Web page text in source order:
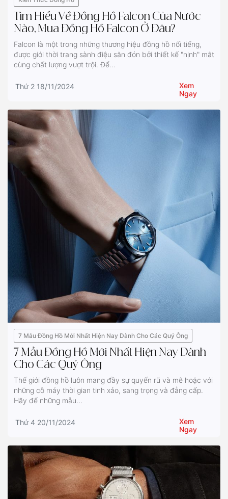
Tìm Hiểu Về Đồng Hồ Falcon Của Nước
Nào, Mua Đồng Hồ Falcon Ở Đâu?
Falcon là một trong những thương hiệu đồng hồ nổi tiếng,
được giới thời trang sành điệu săn đón bởi thiết kế "nịnh" mắt
cùng chất lượng vượt trội. Để...
Thứ 2 18/11/2024
Xem
Ngay
7 Mẫu Đồng Hồ Mới Nhất Hiện Nay Dành Cho Các Quý Ông
7 Mẫu Đồng Hồ Mới Nhất Hiện Nay Dành
Cho Các Quý Ông
Thế giới đồng hồ luôn mang đầy sự quyến rũ và mê hoặc với
những cỗ máy thời gian tinh xảo, sang trọng và đẳng cấp.
Hãy để những mẫu...
Thứ 4 20/11/2024
Xem
Ngay